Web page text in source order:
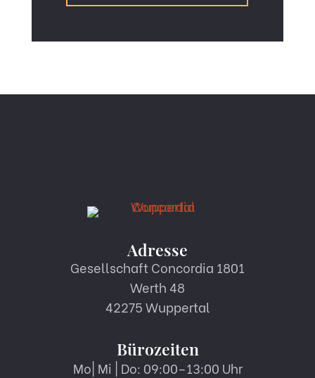
Adresse
Gesellschaft Concordia 1801
Werth 48
42275 Wuppertal
Bürozeiten
Mo| Mi | Do: 09:00–13:00 Uhr